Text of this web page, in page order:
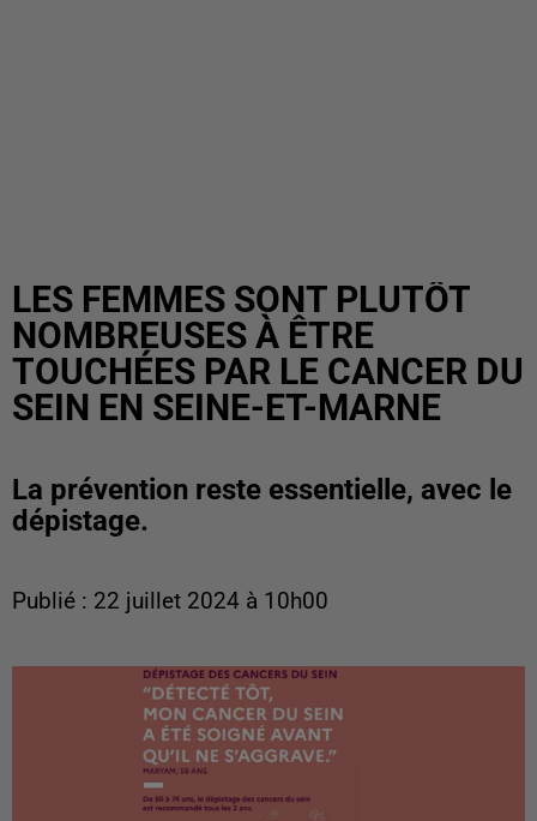
LES FEMMES SONT PLUTÔT
NOMBREUSES À ÊTRE
TOUCHÉES PAR LE CANCER DU
SEIN EN SEINE-ET-MARNE
La prévention reste essentielle, avec le
dépistage.
Publié : 22 juillet 2024 à 10h00